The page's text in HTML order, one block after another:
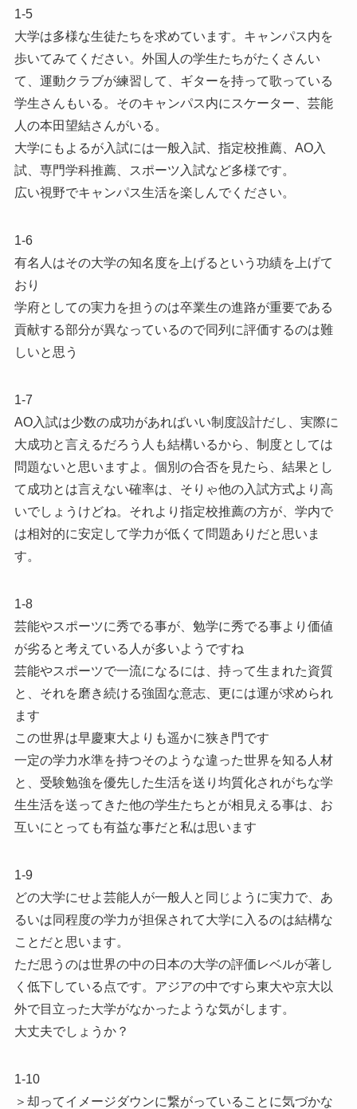
1-5
大学は多様な生徒たちを求めています。キャンパス内を
歩いてみてください。外国人の学生たちがたくさんい
て、運動クラブが練習して、ギターを持って歌っている
学生さんもいる。そのキャンパス内にスケーター、芸能
人の本田望結さんがいる。
大学にもよるが入試には一般入試、指定校推薦、AO入
試、専門学科推薦、スポーツ入試など多様です。
広い視野でキャンパス生活を楽しんでください。
1-6
有名人はその大学の知名度を上げるという功績を上げて
おり
学府としての実力を担うのは卒業生の進路が重要である
貢献する部分が異なっているので同列に評価するのは難
しいと思う
1-7
AO入試は少数の成功があればいい制度設計だし、実際に
大成功と言えるだろう人も結構いるから、制度としては
問題ないと思いますよ。個別の合否を見たら、結果とし
て成功とは言えない確率は、そりゃ他の入試方式より高
いでしょうけどね。それより指定校推薦の方が、学内で
は相対的に安定して学力が低くて問題ありだと思いま
す。
1-8
芸能やスポーツに秀でる事が、勉学に秀でる事より価値
が劣ると考えている人が多いようですね
芸能やスポーツで一流になるには、持って生まれた資質
と、それを磨き続ける強固な意志、更には運が求められ
ます
この世界は早慶東大よりも遥かに狭き門です
一定の学力水準を持つそのような違った世界を知る人材
と、受験勉強を優先した生活を送り均質化されがちな学
生生活を送ってきた他の学生たちとが相見える事は、お
互いにとっても有益な事だと私は思います
1-9
どの大学にせよ芸能人が一般人と同じように実力で、あ
るいは同程度の学力が担保されて大学に入るのは結構な
ことだと思います。
ただ思うのは世界の中の日本の大学の評価レベルが著し
く低下している点です。アジアの中ですら東大や京大以
外で目立った大学がなかったような気がします。
大丈夫でしょうか？
1-10
＞却ってイメージダウンに繋がっていることに気づかな